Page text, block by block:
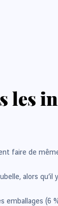
les
faire de
alors qu’il
emballages (6